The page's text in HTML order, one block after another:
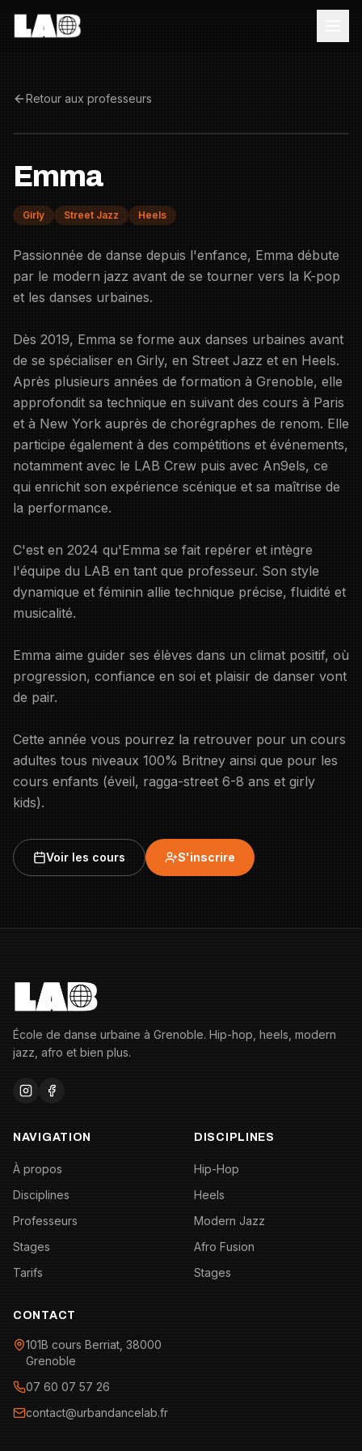
Retour aux professeurs
Emma
Girly Street Jazz Heels
Passionnée de danse depuis l'enfance, Emma débute
par le modern jazz avant de se tourner vers la K-pop
et les danses urbaines.
Dès 2019, Emma se forme aux danses urbaines avant
de se spécialiser en Girly, en Street Jazz et en Heels.
Après plusieurs années de formation à Grenoble, elle
approfondit sa technique en suivant des cours à Paris
et à New York auprès de chorégraphes de renom. Elle
participe également à des compétitions et événements,
notamment avec le LAB Crew puis avec An9els, ce
qui enrichit son expérience scénique et sa maîtrise de
la performance.
C'est en 2024 qu'Emma se fait repérer et intègre
l'équipe du LAB en tant que professeur. Son style
dynamique et féminin allie technique précise, fluidité et
musicalité.
Emma aime guider ses élèves dans un climat positif, où
progression, confiance en soi et plaisir de danser vont
de pair.
Cette année vous pourrez la retrouver pour un cours
adultes tous niveaux 100% Britney ainsi que pour les
cours enfants (éveil, ragga-street 6-8 ans et girly
kids).
Voir les cours S'inscrire
École de danse urbaine à Grenoble. Hip-hop, heels, modern
jazz, afro et bien plus.
NAVIGATION
À propos
Disciplines
Professeurs
Stages
Tarifs
DISCIPLINES
Hip-Hop
Heels
Modern Jazz
Afro Fusion
Stages
CONTACT
101B cours Berriat, 38000
Grenoble
07 60 07 57 26
contact@urbandancelab.fr